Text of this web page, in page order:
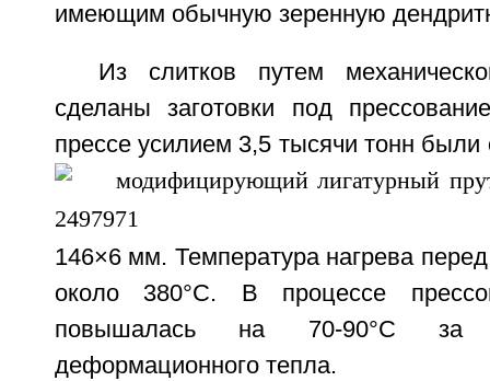
имеющим обычную зеренную
Из слитков путем
сделаны заготовки под
прессе усилием 3,5 тысячи тонн
146×6 мм. Температура нагрева
около 380°С. В процессе
повышалась на 70-90°С за
деформационного тепла.